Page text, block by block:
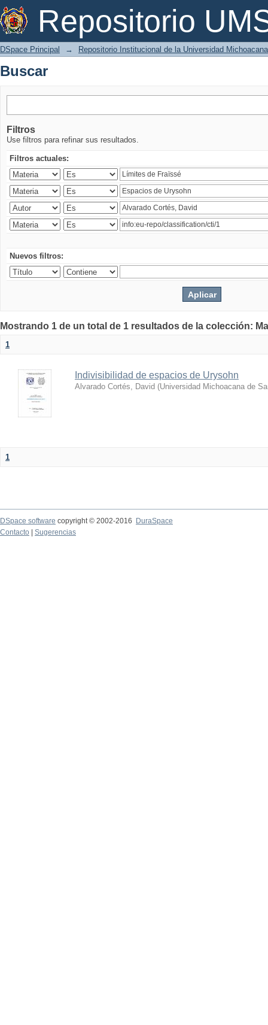
Repositorio
Buscar
DSpace Principal → Repositorio Institucional de la Universidad
Buscar
Filtros
Use filtros para refinar sus resultados.
Filtros actuales:
Nuevos filtros:
Mostrando 1 de un total de 1 resultados de la colección:
1
Indivisibilidad de espacios de Urysohn
Alvarado Cortés, David (Universidad Michoacana de
1
DSpace software copyright © 2002-2016
DuraSpace
Contacto
Sugerencias